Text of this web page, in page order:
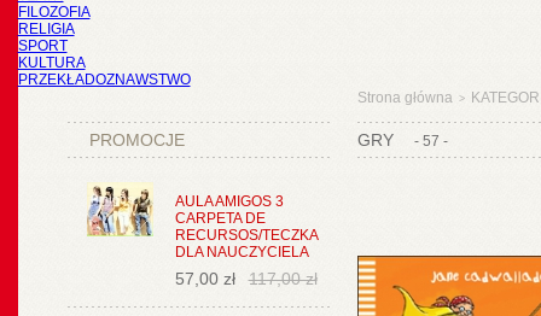
FILOZOFIA
RELIGIA
SPORT
KULTURA
PRZEKŁADOZNAWSTWO
PROMOCJE
AULA AMIGOS 3
CARPETA DE
RECURSOS/TECZKA
DLA NAUCZYCIELA
57,00 zł 117,00 zł
Strona główna >
GRY - 57 -